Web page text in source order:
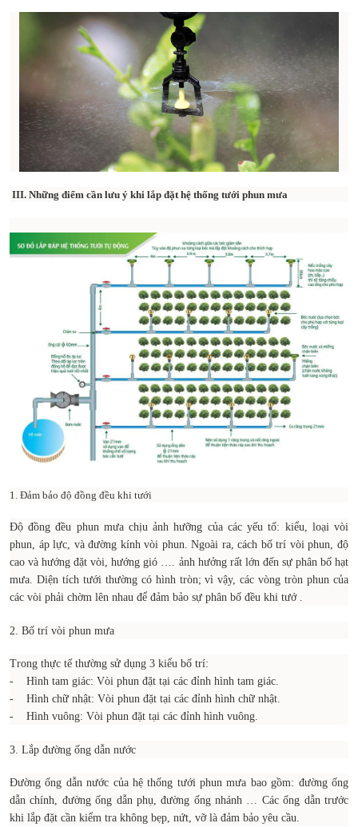
III. Những điểm cần lưu ý khi lắp đặt hệ thống tưới phun mưa
1. Đảm bảo độ đồng đều khi tưới
Độ đồng đều phun mưa chịu ảnh hưỡng của các yếu tố: kiểu, loại vòi
phun, áp lực, và đường kính vòi phun. Ngoài ra, cách bố trí vòi phun, độ
cao và hướng đặt vòi, hướng gió …. ảnh hưởng rất lớn đến sự phân bố hạt
mưa. Diện tích tưới thường có hình tròn; vì vậy, các vòng tròn phun của
các vòi phải chờm lên nhau để đảm bảo sự phân bố đều khi tướ .
2. Bố trí vòi phun mưa
Trong thực tế thường sử dụng 3 kiểu bố trí:
- Hình tam giác: Vòi phun đặt tại các đỉnh hình tam giác.
- Hình chữ nhật: Vòi phun đặt tại các đỉnh hình chữ nhật.
- Hình vuông: Vòi phun đặt tại các đỉnh hình vuông.
3. Lắp đường ống dẫn nước
Đường ống dẫn nước của hệ thống tưới phun mưa bao gồm: đường ống
dẫn chính, đường ống dẫn phụ, đường ống nhánh … Các ống dẫn trước
khi lắp đặt cần kiểm tra không bẹp, nứt, vỡ là đảm bảo yêu cầu.